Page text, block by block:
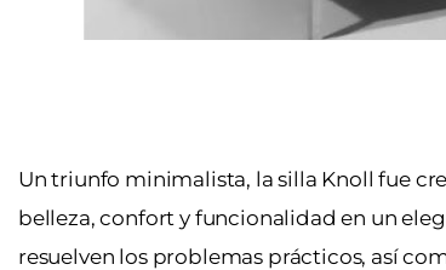
Un triunfo minimalista, la silla Knoll fue
belleza, confort y funcionalidad en un
resuelven los problemas prácticos, así